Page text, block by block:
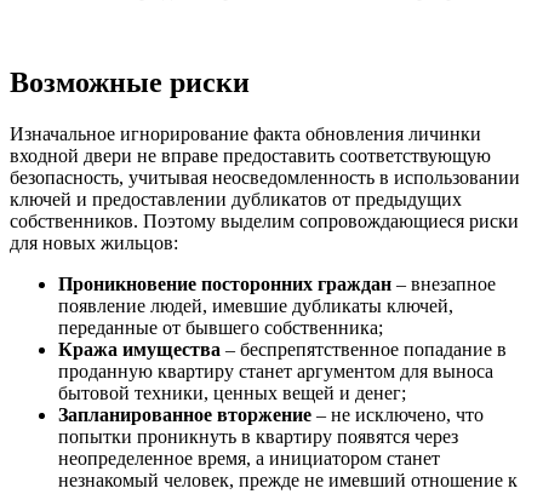
Возможные риски
Изначальное игнорирование факта обновления личинки
входной двери не вправе предоставить соответствующую
безопасность, учитывая неосведомленность в использовании
ключей и предоставлении дубликатов от предыдущих
собственников. Поэтому выделим сопровождающиеся риски
для новых жильцов:
Проникновение посторонних граждан – внезапное
появление людей, имевшие дубликаты ключей,
переданные от бывшего собственника;
Кража имущества – беспрепятственное попадание в
проданную квартиру станет аргументом для выноса
бытовой техники, ценных вещей и денег;
Запланированное вторжение – не исключено, что
попытки проникнуть в квартиру появятся через
неопределенное время, а инициатором станет
незнакомый человек, прежде не имевший отношение к